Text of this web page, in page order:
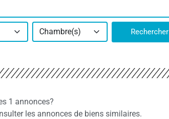
Chambre(s) Rechercher
1 annonces?
les annonces de biens similaires.